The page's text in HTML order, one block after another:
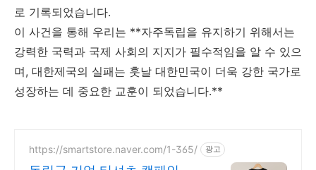
로 기록되었습니다.
이 사건을 통해 우리는 **자주독립을 유지하기 위해서는
강력한 국력과 국제 사회의 지지가 필수적임을 알 수 있으
며, 대한제국의 실패는 훗날 대한민국이 더욱 강한 국가로
성장하는 데 중요한 교훈이 되었습니다.**
https://smartstore.naver.com/1-365/ 광고